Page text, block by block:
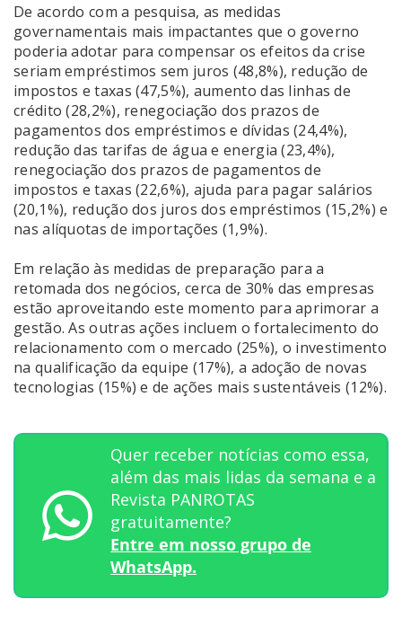
De acordo com a pesquisa, as medidas
governamentais mais impactantes que o governo
poderia adotar para compensar os efeitos da crise
seriam empréstimos sem juros (48,8%), redução de
impostos e taxas (47,5%), aumento das linhas de
crédito (28,2%), renegociação dos prazos de
pagamentos dos empréstimos e dívidas (24,4%),
redução das tarifas de água e energia (23,4%),
renegociação dos prazos de pagamentos de
impostos e taxas (22,6%), ajuda para pagar salários
(20,1%), redução dos juros dos empréstimos (15,2%) e
nas alíquotas de importações (1,9%).
Em relação às medidas de preparação para a
retomada dos negócios, cerca de 30% das empresas
estão aproveitando este momento para aprimorar a
gestão. As outras ações incluem o fortalecimento do
relacionamento com o mercado (25%), o investimento
na qualificação da equipe (17%), a adoção de novas
tecnologias (15%) e de ações mais sustentáveis (12%).
Quer receber notícias como essa,
além das mais lidas da semana e a
Revista PANROTAS
gratuitamente?
Entre em nosso grupo de
WhatsApp.